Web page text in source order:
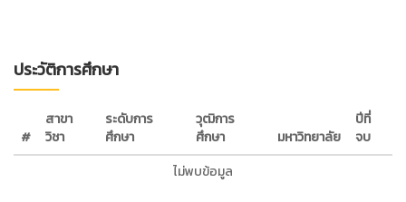
ประวัติการศึกษา
#
สาขา
วิชา
ระดับการ
ศึกษา
วุฒิการ
ศึกษา
มหาวิทยาลัย
ปีที่
จบ
ไม่พบข้อมูล